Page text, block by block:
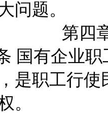
问题。
第四
国有企业
是职工行
。